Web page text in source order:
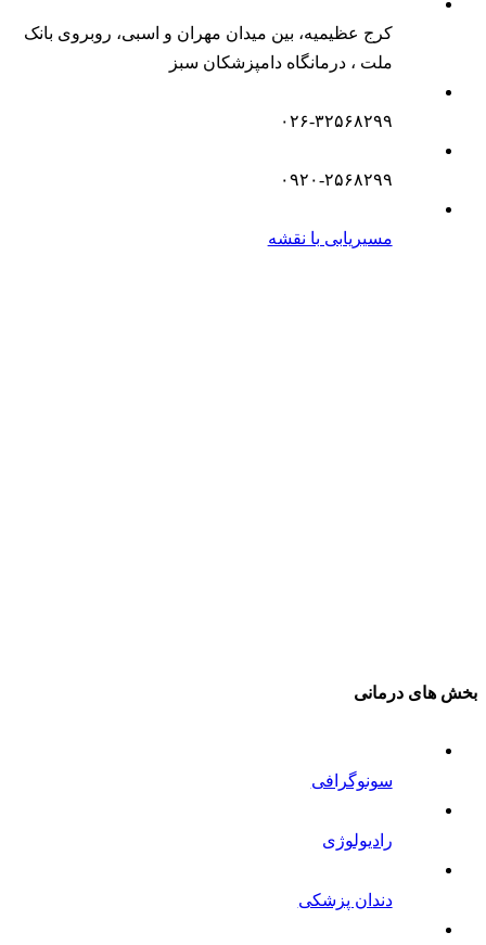
کرج عظیمیه، بین میدان مهران و اسبی، روبروی بانک
ملت ، درمانگاه دامپزشکان سبز
۰۲۶-۳۲۵۶۸۲۹۹
۰۹۲۰-۲۵۶۸۲۹۹
مسیریابی با نقشه
بخش های درمانی
سونوگرافی
رادیولوژی
دندان پزشکی